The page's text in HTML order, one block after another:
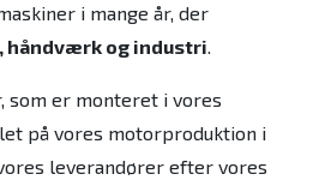
i mange år, der
håndværk og industri.
som er monteret i vores
på vores motorproduktion i
leverandører efter vores